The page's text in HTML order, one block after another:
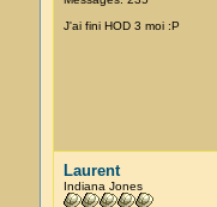
J'ai fini HOD 3 moi :P
Laurent
Indiana Jones